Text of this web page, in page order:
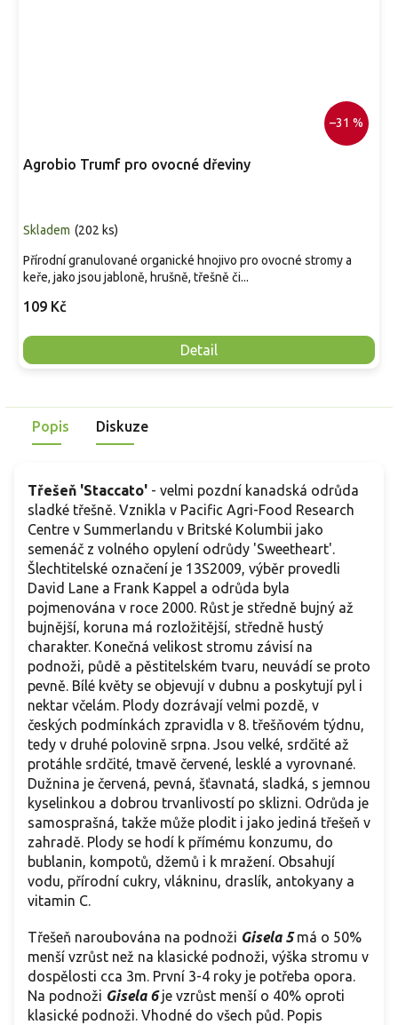
–31 %
Agrobio Trumf pro ovocné dřeviny
Skladem (202 ks)
109 Kč
Detail
Přírodní granulované organické hnojivo pro ovocné stromy a
keře, jako jsou jabloně, hrušně, třešně či...
Popis Diskuze
Třešeň 'Staccato' - velmi pozdní kanadská odrůda
sladké třešně. Vznikla v Pacific Agri-Food Research
Centre v Summerlandu v Britské Kolumbii jako
semenáč z volného opylení odrůdy 'Sweetheart'.
Šlechtitelské označení je 13S2009, výběr provedli
David Lane a Frank Kappel a odrůda byla
pojmenována v roce 2000. Růst je středně bujný až
bujnější, koruna má rozložitější, středně hustý
charakter. Konečná velikost stromu závisí na
podnoži, půdě a pěstitelském tvaru, neuvádí se proto
pevně. Bílé květy se objevují v dubnu a poskytují pyl i
nektar včelám. Plody dozrávají velmi pozdě, v
českých podmínkách zpravidla v 8. třešňovém týdnu,
tedy v druhé polovině srpna. Jsou velké, srdčité až
protáhle srdčité, tmavě červené, lesklé a vyrovnané.
Dužnina je červená, pevná, šťavnatá, sladká, s jemnou
kyselinkou a dobrou trvanlivostí po sklizni. Odrůda je
samosprašná, takže může plodit i jako jediná třešeň v
zahradě. Plody se hodí k přímému konzumu, do
bublanin, kompotů, džemů i k mražení. Obsahují
vodu, přírodní cukry, vlákninu, draslík, antokyany a
vitamin C.
Třešeň naroubována na podnoži Gisela 5má o 50%
menší vzrůst než na klasické podnoži, výška stromu v
dospělosti cca 3m. První 3-4 roky je potřeba opora.
Na podnoži Gisela 6je vzrůst menší o 40% oproti
klasické podnoži. Vhodné do všech půd. Popis